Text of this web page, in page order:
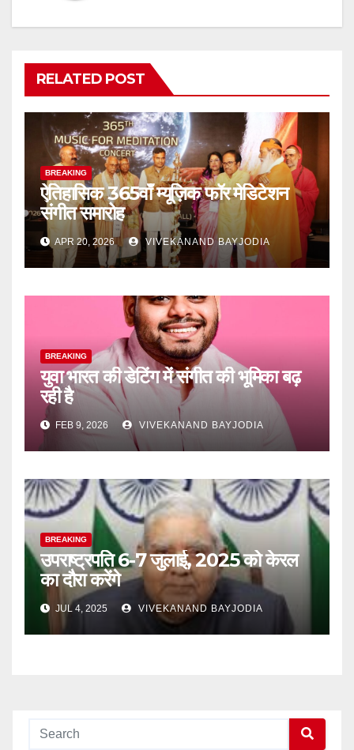
RELATED POST
BREAKING
ऐतिहासिक 365वाँ म्यूज़िक फॉर मेडिटेशन
संगीत समारोह
APR 20, 2026 VIVEKANAND BAYJODIA
BREAKING
युवा भारत की डेटिंग में संगीत की भूमिका बढ़
रही है
FEB 9, 2026 VIVEKANAND BAYJODIA
BREAKING
उपराष्ट्रपति 6-7 जुलाई, 2025 को केरल
का दौरा करेंगे
JUL 4, 2025 VIVEKANAND BAYJODIA